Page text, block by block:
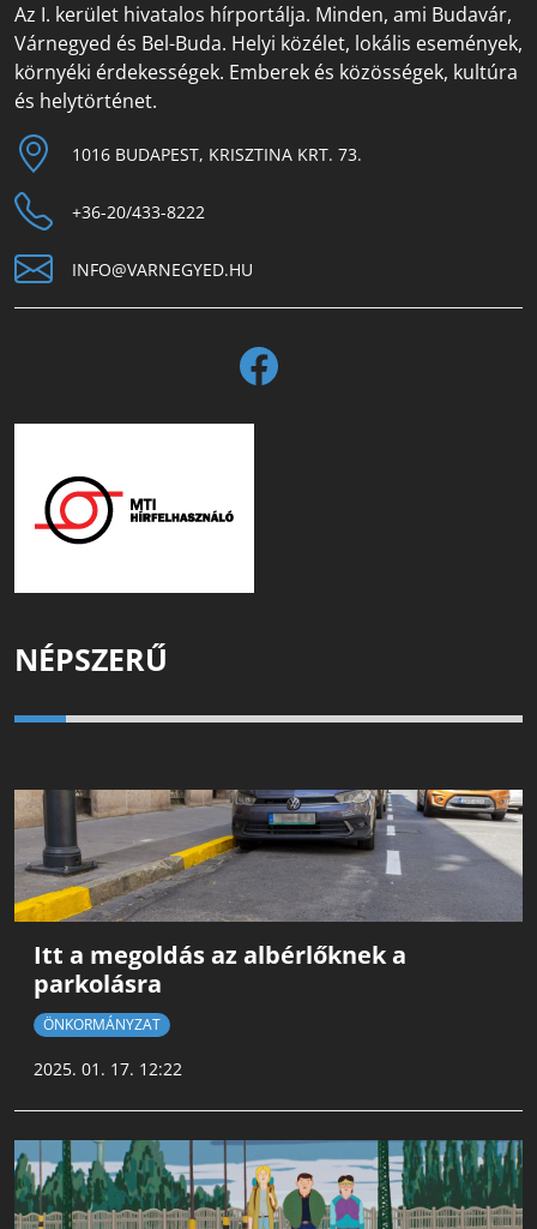
Az I. kerület hivatalos hírportálja. Minden, ami Budavár,
Várnegyed és Bel-Buda. Helyi közélet, lokális események,
környéki érdekességek. Emberek és közösségek, kultúra
és helytörténet.
1016 BUDAPEST, KRISZTINA KRT. 73.
+36-20/433-8222
INFO@VARNEGYED.HU
NÉPSZERŰ
Itt a megoldás az albérlőknek a
parkolásra
ÖNKORMÁNYZAT
2025. 01. 17. 12:22